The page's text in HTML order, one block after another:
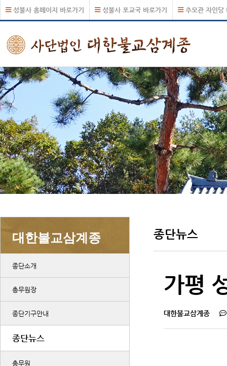
성불사 홈페이지 바로가기 성불사 포교국 바로가기 추모관 자인당
대한불교삼계종
종단소개
총무원장
종단기구안내
종단뉴스
총무원
종단뉴스
가평
대한불교삼계종